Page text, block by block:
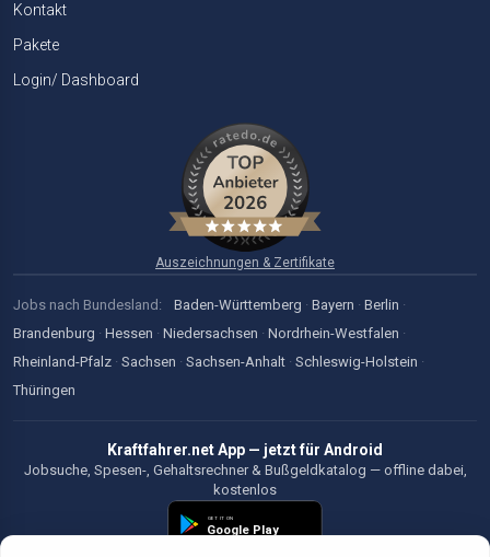
Kontakt
Pakete
Login/ Dashboard
Auszeichnungen & Zertifikate
Jobs nach Bundesland: Baden-Württemberg · Bayern · Berlin ·
Brandenburg · Hessen · Niedersachsen · Nordrhein-Westfalen ·
Rheinland-Pfalz · Sachsen · Sachsen-Anhalt · Schleswig-Holstein ·
Thüringen
Kraftfahrer.net App — jetzt für Android
Jobsuche, Spesen-, Gehaltsrechner & Bußgeldkatalog — offline dabei,
kostenlos